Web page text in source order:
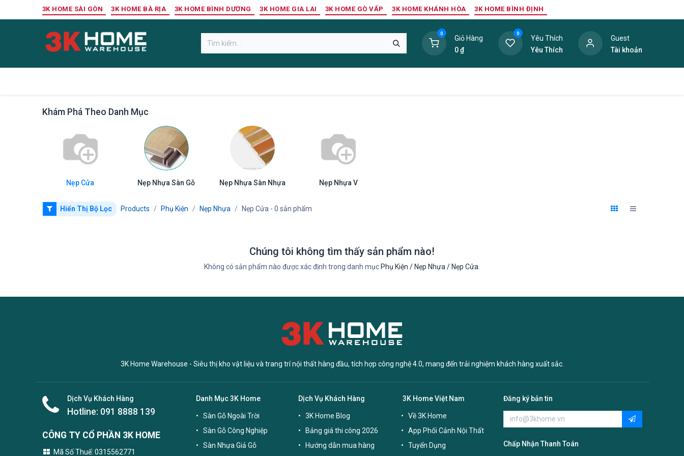
3K HOME SÀI GÒN 3K HOME BÀ RỊA 3K HOME BÌNH DƯƠNG 3K HOME GIA LAI 3K HOME GÒ VẤP 3K HOME KHÁNH HÒA 3K HOME BÌNH ĐỊNH
0
Giỏ Hàng
0₫
0
Yêu Thích
Yêu Thích
Guest
Tài khoản
Khám Phá Theo Danh Mục
Nẹp Cửa Nẹp Nhựa Sàn Gỗ Nẹp Nhựa Sàn Nhựa Nẹp Nhựa V
Hiển Thị Bộ Lọc Products Phụ Kiện Nẹp Nhựa Nẹp Cửa - 0 sản phẩm
Chúng tôi không tìm thấy sản phẩm nào!
Không có sản phẩm nào được xác định trong danh mục Phụ Kiện / Nẹp Nhựa / Nẹp Cửa
3K Home Warehouse - Siêu thị kho vật liệu và trang trí nội thất hàng đầu, tích hợp công nghệ 4.0, mang đến trải nghiệm khách hàng xuất sắc.
Dịch Vụ Khách Hàng
Hotline: 091 8888 139
CÔNG TY CỔ PHẦN 3K HOME
Mã Số Thuế: 0315562771
Danh Mục 3K Home
Sàn Gỗ Ngoài Trời
Sàn Gỗ Công Nghiệp
Sàn Nhựa Giả Gỗ
Dịch Vụ Khách Hàng
3K Home Blog
Bảng giá thi công 2026
Hướng dẫn mua hàng
3K Home Việt Nam
Về 3K Home
App Phối Cảnh Nội Thất
Tuyển Dụng
Đăng ký bản tin
Chấp Nhận Thanh Toán